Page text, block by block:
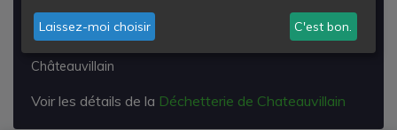
Zone Artisanale
Rue de la Trinité
Châteauvillain
Voir les détails de la Déchetterie de Chateauvillain
Laissez-moi choisir C'est bon.